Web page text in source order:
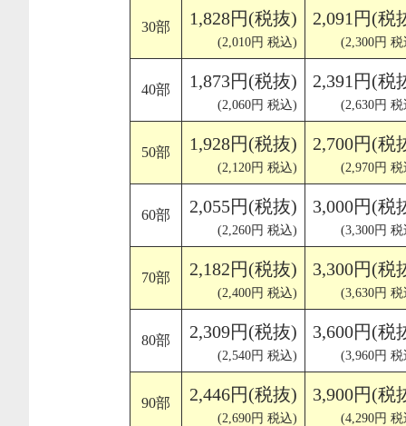
30部 1,828円(税抜)
(2,010円 税込)
2,091円(税
(2,300円
40部 1,873円(税抜)
(2,060円 税込)
2,391円(税
(2,630円
50部 1,928円(税抜)
(2,120円 税込)
2,700円(税
(2,970円
60部 2,055円(税抜)
(2,260円 税込)
3,000円(税
(3,300円
70部 2,182円(税抜)
(2,400円 税込)
3,300円(税
(3,630円
80部 2,309円(税抜)
(2,540円 税込)
3,600円(税
(3,960円
90部 2,446円(税抜)
(2,690円 税込)
3,900円(税
(4,290円